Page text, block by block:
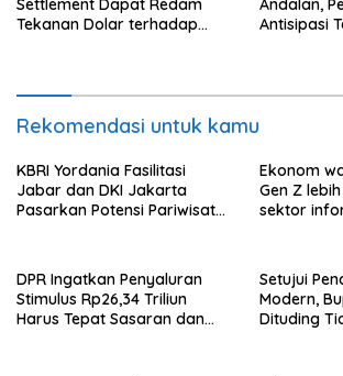
Settlement Dapat Redam
Tekanan Dolar terhadap
Andalan,
Antisipasi
Rekomendasi untuk kamu
KBRI Yordania Fasilitasi
Jabar dan DKI Jakarta
Pasarkan Potensi Pariwisata
Ekonom
Gen Z
sektor
DPR Ingatkan Penyaluran
Stimulus Rp26,34 Triliun
Harus Tepat Sasaran dan
Setujui
Modern,
Dituding